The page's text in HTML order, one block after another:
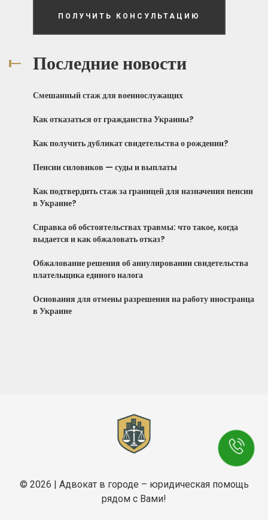
ПОЛУЧИТЬ КОНСУЛЬТАЦИЮ
Последние новости
Смешанный стаж для военнослужащих
Как отказаться от гражданства Украины?
Как получить дубликат свидетельства о рождении?
Пенсии силовиков — суды и выплаты
Как подтвердить стаж за границей для назначения пенсии
в Украине?
Справка об обстоятельствах травмы: что такое, когда
выдается и как обжаловать отказ?
Обжалование решения об аннулировании свидетельства
плательщика единого налога
Основания для отмены разрешения на работу иностранца
в Украине
© 2026 | Адвокат в городе – юридическая помощь
рядом с Вами!